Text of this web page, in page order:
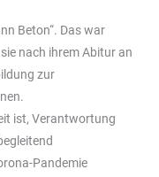
Beton“. Das war
nach ihrem Abitur an
zur
ist, Verantwortung
Pandemie